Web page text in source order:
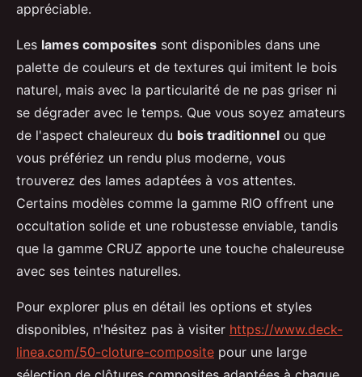
appréciable.
Les lames composites sont disponibles dans une
palette de couleurs et de textures qui imitent le bois
naturel, mais avec la particularité de ne pas griser ni
se dégrader avec le temps. Que vous soyez amateurs
de l'aspect chaleureux du bois traditionnel ou que
vous préfériez un rendu plus moderne, vous
trouverez des lames adaptées à vos attentes.
Certains modèles comme la gamme RIO offrent une
occultation solide et une robustesse enviable, tandis
que la gamme CRUZ apporte une touche chaleureuse
avec ses teintes naturelles.
Pour explorer plus en détail les options et styles
disponibles, n'hésitez pas à visiter https://www.deck-
linea.com/50-cloture-composite pour une large